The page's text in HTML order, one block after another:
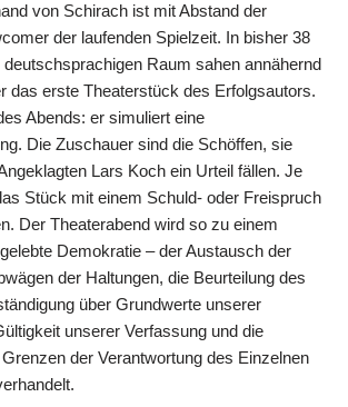
von Schirach ist mit Abstand der
der laufenden Spielzeit. In bisher 38
Raum sahen annähernd
das erste Theaterstück des Erfolgsautors.
Abends: er simuliert eine
Die Zuschauer sind die Schöffen, sie
Lars Koch ein Urteil fällen. Je
Stück mit einem Schuld- oder Freispruch
Der Theaterabend wird so zu einem
Demokratie – der Austausch der
der Haltungen, die Beurteilung des
über Grundwerte unserer
unserer Verfassung und die
der Verantwortung des Einzelnen